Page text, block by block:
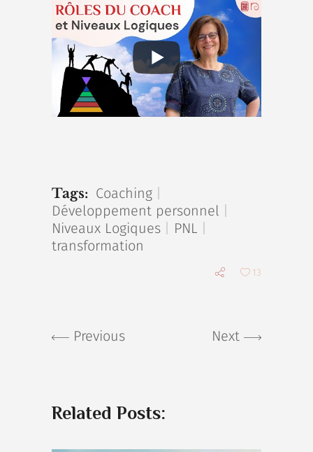
Tags: Coaching
Développement personnel
Niveaux Logiques
PNL
transformation
13
Previous Next
Related Posts: